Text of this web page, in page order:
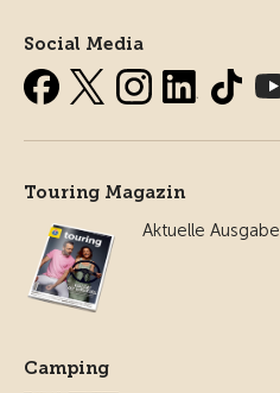
Social Media
Touring Magazin
Aktuelle Ausgabe
Camping